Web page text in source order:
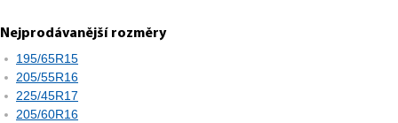
Nejprodávanější rozměry
195/65R15
205/55R16
225/45R17
205/60R16